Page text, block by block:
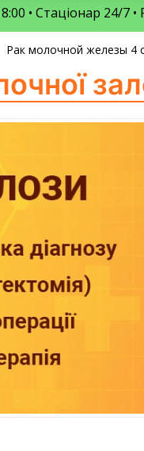
• Стаціонар 24/
Рак молочной железы 4